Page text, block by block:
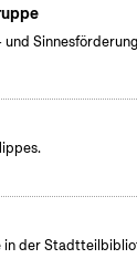
in der